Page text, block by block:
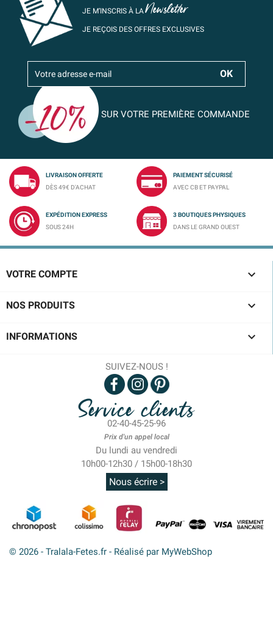
JE M’INSCRIS À LANewsletter
JE REÇOIS DES OFFRES EXCLUSIVES
SUR VOTRE PREMIÈRE COMMANDE
LIVRAISON OFFERTE
DÈS 49€ D'ACHAT
PAIEMENT SÉCURISÉ
AVEC CB ET PAYPAL
EXPÉDITION EXPRESS
SOUS 24H
3 BOUTIQUES PHYSIQUES
DANS LE GRAND OUEST
VOTRE COMPTE 
NOS PRODUITS 
INFORMATIONS 
SUIVEZ-NOUS !
Service clients
02-40-45-25-96
Prix d'un appel local
Du lundi au vendredi
10h00-12h30 / 15h00-18h30
Nous écrire >
© 2026 - Tralala-Fetes.fr - Réalisé par MyWebShop